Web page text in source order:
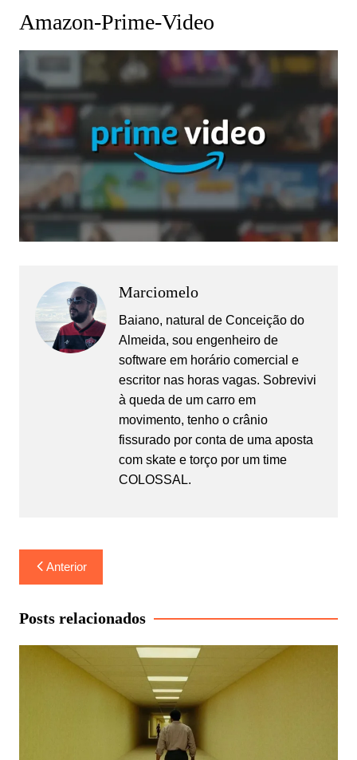
Amazon-Prime-Video
Marciomelo
Baiano, natural de Conceição do
Almeida, sou engenheiro de
software em horário comercial e
escritor nas horas vagas. Sobrevivi
à queda de um carro em
movimento, tenho o crânio
fissurado por conta de uma aposta
com skate e torço por um time
COLOSSAL.
Navegação
de
Post
Anterior
Posts relacionados